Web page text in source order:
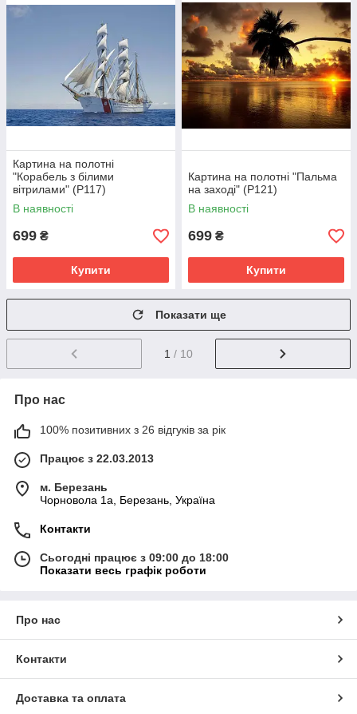
Картина на полотні
"Корабель з білими
вітрилами" (P117)
В наявності
699 ₴
Купити
Картина на полотні "Пальма
на заході" (P121)
В наявності
699 ₴
Купити
Показати ще
1 / 10
Про нас
100% позитивних з 26 відгуків за рік
Працює з 22.03.2013
м. Березань
Чорновола 1а, Березань, Україна
Контакти
Сьогодні працює з 09:00 до 18:00
Показати весь графік роботи
Про нас
Контакти
Доставка та оплата